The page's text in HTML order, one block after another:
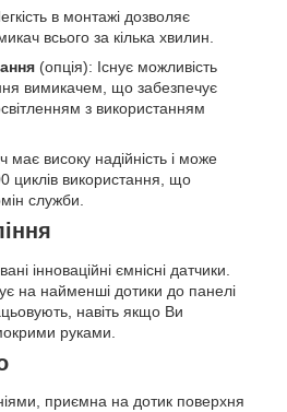
в монтажі дозволяє
всього за кілька хвилин.
(опція): Існує можливість
вимикачем, що забезпечує
з використанням
має високу надійність і може
циклів використання, що
служби.
інноваційні ємнісні датчики.
на найменші дотики до панелі
навіть якщо Ви
руками.
приємна на дотик поверхня